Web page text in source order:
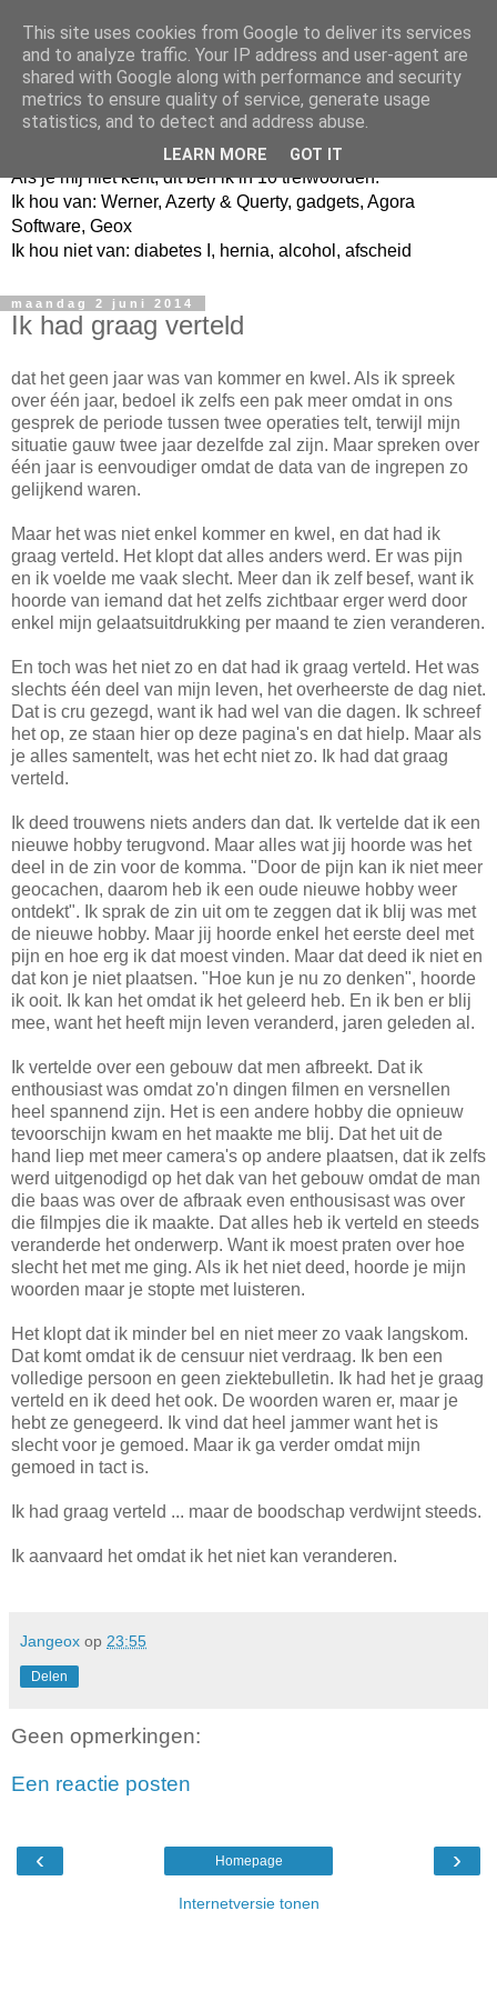
Jangeox' blog
Als je mij niet kent, dit ben ik in 10 trefwoorden.
Ik hou van: Werner, Azerty & Querty, gadgets, Agora
Software, Geox
Ik hou niet van: diabetes I, hernia, alcohol, afscheid
maandag 2 juni 2014
Ik had graag verteld
dat het geen jaar was van kommer en kwel. Als ik spreek
over één jaar, bedoel ik zelfs een pak meer omdat in ons
gesprek de periode tussen twee operaties telt, terwijl mijn
situatie gauw twee jaar dezelfde zal zijn. Maar spreken over
één jaar is eenvoudiger omdat de data van de ingrepen zo
gelijkend waren.
Maar het was niet enkel kommer en kwel, en dat had ik
graag verteld. Het klopt dat alles anders werd. Er was pijn
en ik voelde me vaak slecht. Meer dan ik zelf besef, want ik
hoorde van iemand dat het zelfs zichtbaar erger werd door
enkel mijn gelaatsuitdrukking per maand te zien veranderen.
En toch was het niet zo en dat had ik graag verteld. Het was
slechts één deel van mijn leven, het overheerste de dag niet.
Dat is cru gezegd, want ik had wel van die dagen. Ik schreef
het op, ze staan hier op deze pagina's en dat hielp. Maar als
je alles samentelt, was het echt niet zo. Ik had dat graag
verteld.
Ik deed trouwens niets anders dan dat. Ik vertelde dat ik een
nieuwe hobby terugvond. Maar alles wat jij hoorde was het
deel in de zin voor de komma. "Door de pijn kan ik niet meer
geocachen, daarom heb ik een oude nieuwe hobby weer
ontdekt". Ik sprak de zin uit om te zeggen dat ik blij was met
de nieuwe hobby. Maar jij hoorde enkel het eerste deel met
pijn en hoe erg ik dat moest vinden. Maar dat deed ik niet en
dat kon je niet plaatsen. "Hoe kun je nu zo denken", hoorde
ik ooit. Ik kan het omdat ik het geleerd heb. En ik ben er blij
mee, want het heeft mijn leven veranderd, jaren geleden al.
Ik vertelde over een gebouw dat men afbreekt. Dat ik
enthousiast was omdat zo'n dingen filmen en versnellen
heel spannend zijn. Het is een andere hobby die opnieuw
tevoorschijn kwam en het maakte me blij. Dat het uit de
hand liep met meer camera's op andere plaatsen, dat ik zelfs
werd uitgenodigd op het dak van het gebouw omdat de man
die baas was over de afbraak even enthousisast was over
die filmpjes die ik maakte. Dat alles heb ik verteld en steeds
veranderde het onderwerp. Want ik moest praten over hoe
slecht het met me ging. Als ik het niet deed, hoorde je mijn
woorden maar je stopte met luisteren.
Het klopt dat ik minder bel en niet meer zo vaak langskom.
Dat komt omdat ik de censuur niet verdraag. Ik ben een
volledige persoon en geen ziektebulletin. Ik had het je graag
verteld en ik deed het ook. De woorden waren er, maar je
hebt ze genegeerd. Ik vind dat heel jammer want het is
slecht voor je gemoed. Maar ik ga verder omdat mijn
gemoed in tact is.
Ik had graag verteld ... maar de boodschap verdwijnt steeds.
Ik aanvaard het omdat ik het niet kan veranderen.
Jangeox op 23:55
Delen
Geen opmerkingen:
Een reactie posten
‹ ›
Homepage
Internetversie tonen
This site uses cookies from Google to deliver its services
and to analyze traffic. Your IP address and user-agent are
shared with Google along with performance and security
metrics to ensure quality of service, generate usage
statistics, and to detect and address abuse.
LEARN MORE GOT IT